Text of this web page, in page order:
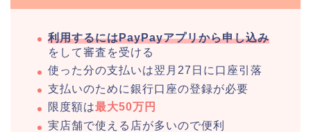
利用するにはPayPayアプリから申し込み
をして審査を受ける
使った分の支払いは翌月27日に口座引落
支払いのために銀行口座の登録が必要
限度額は最大50万円
実店舗で使える店が多いので便利